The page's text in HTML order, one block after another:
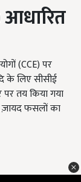
आधारित
(CCE) पर
के लिए सीसीई
तय किया गया
ज़ायद फसलों का